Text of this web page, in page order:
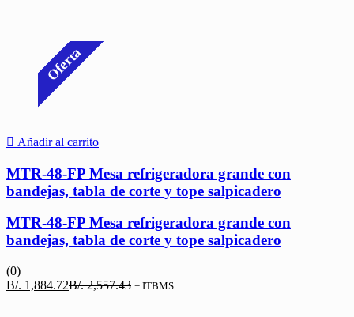
Oferta
Añadir al carrito
MTR-48-FP Mesa refrigeradora grande con
bandejas, tabla de corte y tope salpicadero
MTR-48-FP Mesa refrigeradora grande con
bandejas, tabla de corte y tope salpicadero
(0)
B/. 1,884.72El
B/.2,557.43 El
+ ITBMS